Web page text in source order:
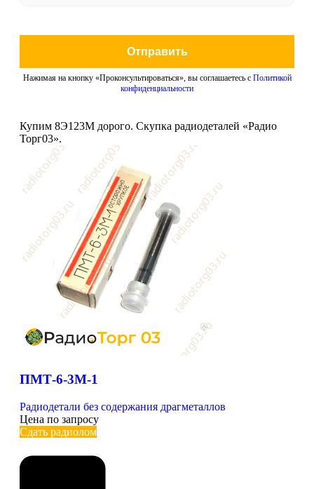
Отправить
Нажимая на кнопку «Проконсультироваться», вы соглашаетесь с Политикой
конфиденциальности
Купим 8Э123М дорого. Скупка радиодеталей «Радио
Торг03».
ПМТ-6-3М-1
Радиодетали без содержания драгметаллов
Цена по запросу
Сдать радиолом